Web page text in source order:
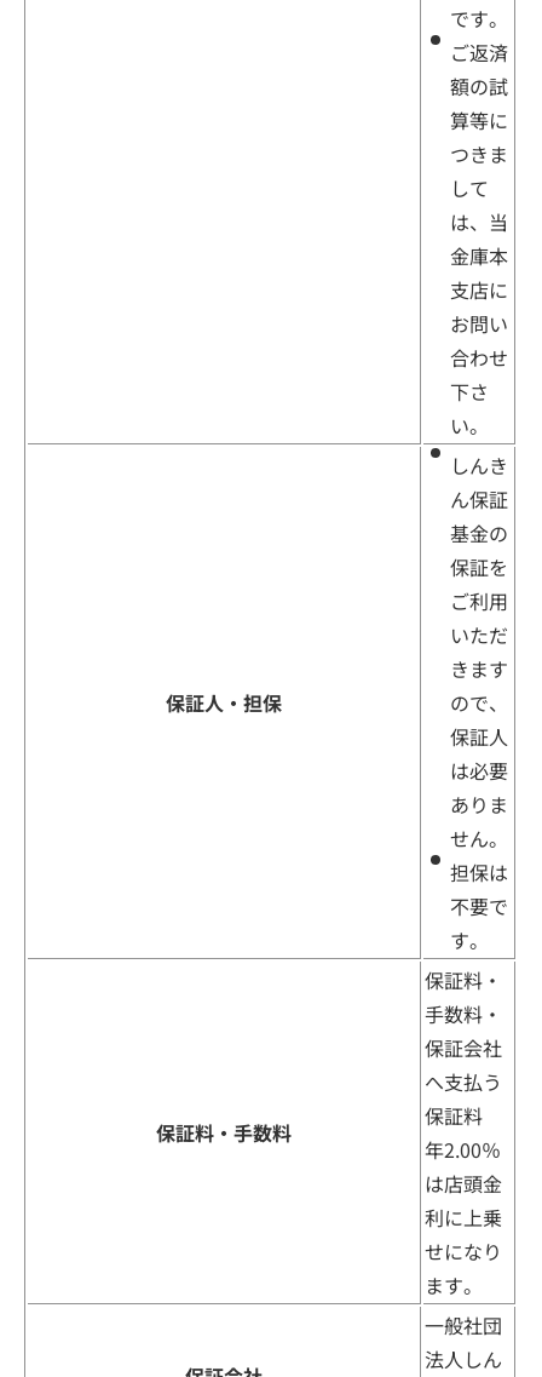
です。
ご返済
額の試
算等に
つきま
して
は、当
金庫本
支店に
お問い
合わせ
下さ
い。
保証人・担保
しんき
ん保証
基金の
保証を
ご利用
いただ
きます
ので、
保証人
は必要
ありま
せん。
担保は
不要で
す。
保証料・手数料
保証料・
手数料・
保証会社
へ支払う
保証料
年2.00％
は店頭金
利に上乗
せになり
ます。
一般社団
法人しん